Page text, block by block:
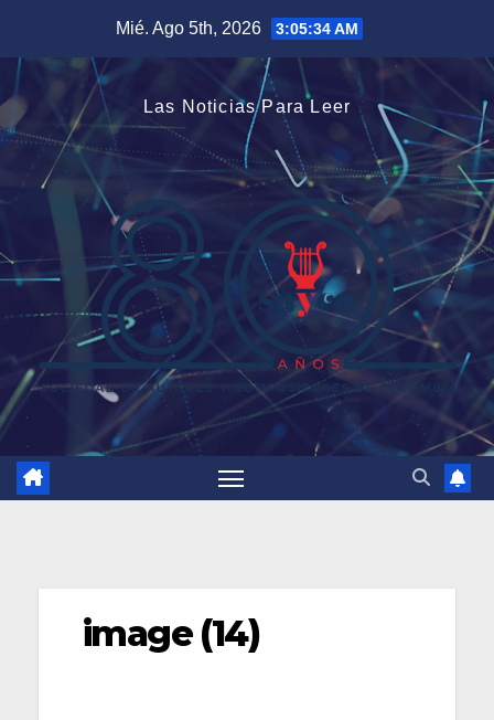
contenido
Mié. Ago 5th, 2026 3:05:35 AM
Las Noticias Para Leer
image (14)